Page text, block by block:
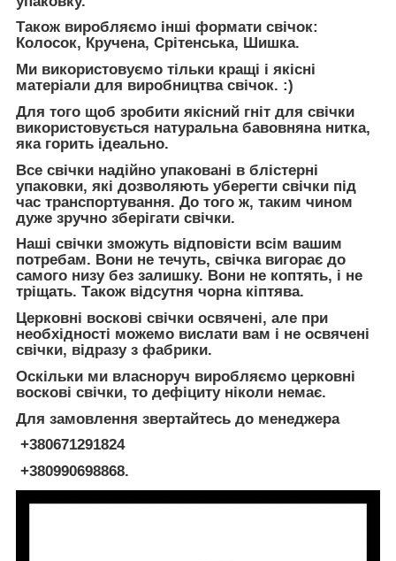
Також виробляємо інші формати свічок:
Колосок, Кручена, Срітенська, Шишка.
Ми використовуємо тільки кращі і якісні
матеріали для виробництва свічок. :)
Для того щоб зробити якісний гніт для свічки
використовується натуральна бавовняна нитка,
яка горить ідеально.
Все свічки надійно упаковані в блістерні
упаковки, які дозволяють уберегти свічки під
час транспортування. До того ж, таким чином
дуже зручно зберігати свічки.
Наші свічки зможуть відповісти всім вашим
потребам. Вони не течуть, свічка вигорає до
самого низу без залишку. Вони не коптять, і не
тріщать. Також відсутня чорна кіптява.
Церковні воскові свічки освячені, але при
необхідності можемо вислати вам і не освячені
свічки, відразу з фабрики.
Оскільки ми власноруч виробляємо церковні
воскові свічки, то дефіциту ніколи немає.
Для замовлення звертайтесь до менеджера
+380671291824
+380990698868.